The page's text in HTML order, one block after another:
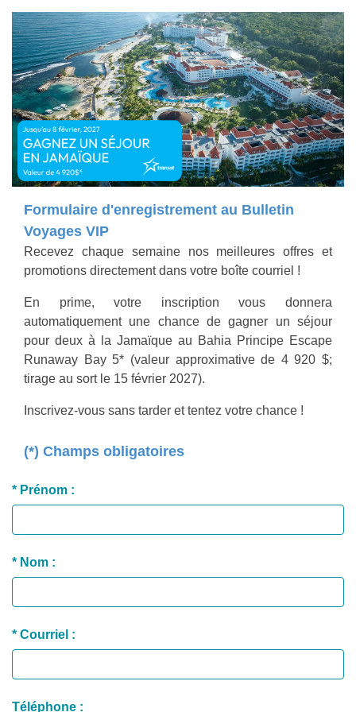
Formulaire d'enregistrement au Bulletin
Voyages VIP
Recevez chaque semaine nos meilleures offres et
promotions directement dans votre boîte courriel !
En prime, votre inscription vous donnera
automatiquement une chance de gagner un séjour
pour deux à la Jamaïque au Bahia Principe Escape
Runaway Bay 5* (valeur approximative de 4 920 $;
tirage au sort le 15 février 2027).
Inscrivez-vous sans tarder et tentez votre chance !
(*) Champs obligatoires
* Prénom :
* Nom :
* Courriel :
Téléphone :